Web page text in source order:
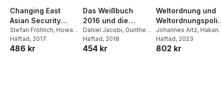
Changing East
Asian Security
Landscape
Stefan Fröhlich, Howard
Loewen
Häftad, 2017
486 kr
Das Weißbuch
2016 und die
Herausforderunge
n von
Strategiebildung
Daniel Jacobi, Gunther
Hellmann
Häftad, 2018
454 kr
Weltordnung und
k der USA von
Trump zu Biden
Johannes Artz, Hakan
Akbulut
Häftad, 2023
802 kr